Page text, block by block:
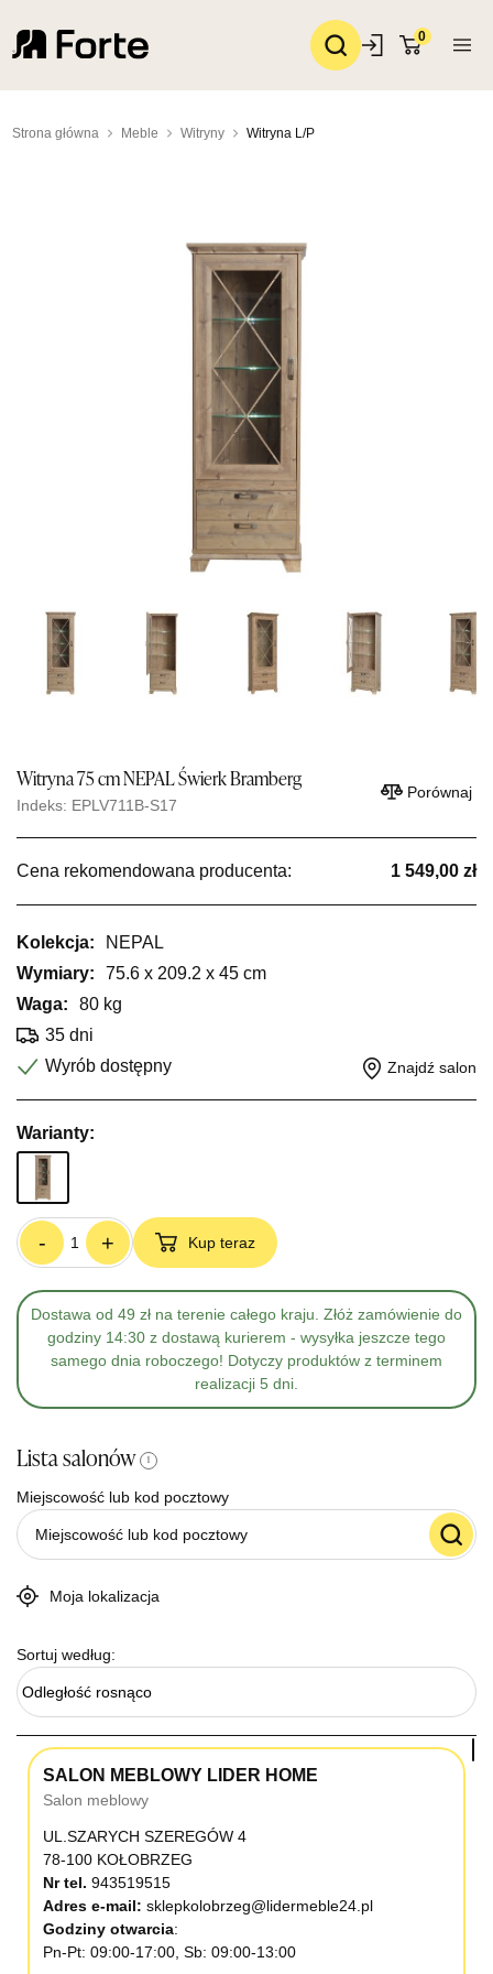
0
Strona główna Meble Witryny Witryna L/P
Witryna 75 cm NEPAL Świerk Bramberg
Indeks: EPLV711B-S17
Porównaj
Cena rekomendowana producenta: 1 549,00 zł
Kolekcja:
NEPAL
Wymiary:
75.6 x 209.2 x 45 cm
Waga:
80 kg
35 dni
Wyrób dostępny
Znajdź salon
Warianty:
- + Kup teraz
Dostawa od 49 zł na terenie całego kraju. Złóż zamówienie do
godziny 14:30 z dostawą kurierem - wysyłka jeszcze tego
samego dnia roboczego! Dotyczy produktów z terminem
realizacji 5 dni.
Lista salonów i
Miejscowość lub kod pocztowy
Moja lokalizacja
Sortuj według:
Odległość rosnąco
SALON MEBLOWY LIDER HOME
Salon meblowy
UL.SZARYCH SZEREGÓW 4
78-100 KOŁOBRZEG
Nr tel. 943519515
Adres e-mail: sklepkolobrzeg@lidermeble24.pl
Godziny otwarcia
Pn-Pt: 09:00-17:00, Sb: 09:00-13:00